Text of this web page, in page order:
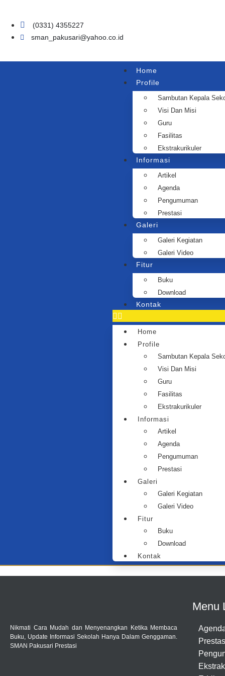
(0331) 4355227
sman_pakusari@yahoo.co.id
Home
Profile
Sambutan Kepala
Visi Dan Misi
Guru
Fasilitas
Ekstrakurikuler
Informasi
Artikel
Agenda
Pengumuman
Prestasi
Galeri
Galeri Kegiatan
Galeri Video
Fitur
Buku
Download
Kontak
Home
Profile
Sambutan Kepala
Visi Dan Misi
Guru
Fasilitas
Ekstrakurikuler
Informasi
Artikel
Agenda
Pengumuman
Prestasi
Galeri
Galeri Kegiatan
Galeri Video
Fitur
Buku
Download
Kontak
Nikmati Cara Mudah dan Menyenangkan Ketika Membaca
Buku, Update Informasi Sekolah Hanya Dalam Genggaman.
SMAN Pakusari Prestasi
Menu